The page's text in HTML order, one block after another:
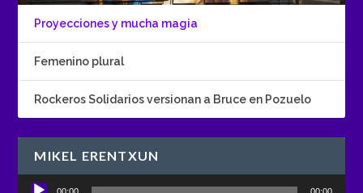
Proyecciones y mucha magia
Femenino plural
Rockeros Solidarios versionan a Bruce en Pozuelo
MIKEL ERENTXUN
Reproductor